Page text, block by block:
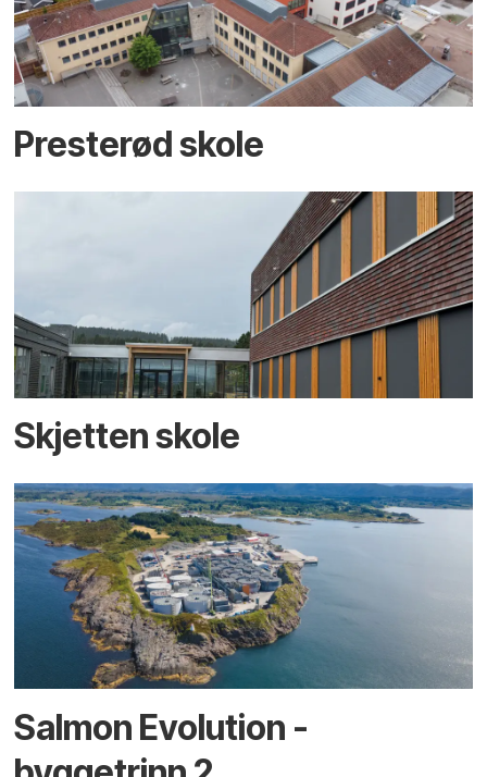
Presterød skole
Skjetten skole
Salmon Evolution -